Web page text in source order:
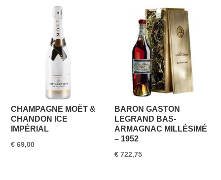
CHAMPAGNE MOËT &
CHANDON ICE
IMPÉRIAL
€ 69,00
BARON GASTON
LEGRAND BAS-
ARMAGNAC MILLÉSIMÉ
– 1952
€ 722,75